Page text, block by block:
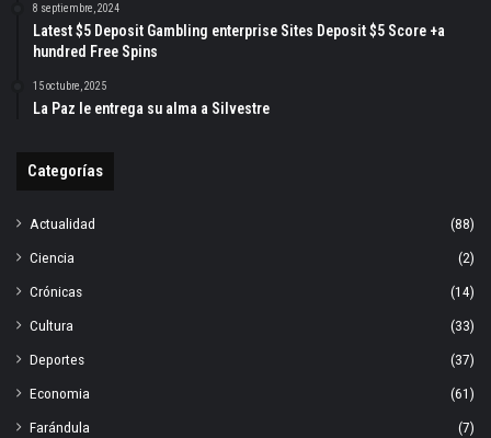
8 septiembre, 2024
Latest $5 Deposit Gambling enterprise Sites Deposit $5 Score +a
hundred Free Spins
15 octubre, 2025
La Paz le entrega su alma a Silvestre
Categorías
Actualidad
(88)
Ciencia
(2)
Crónicas
(14)
Cultura
(33)
Deportes
(37)
Economia
(61)
Farándula
(7)